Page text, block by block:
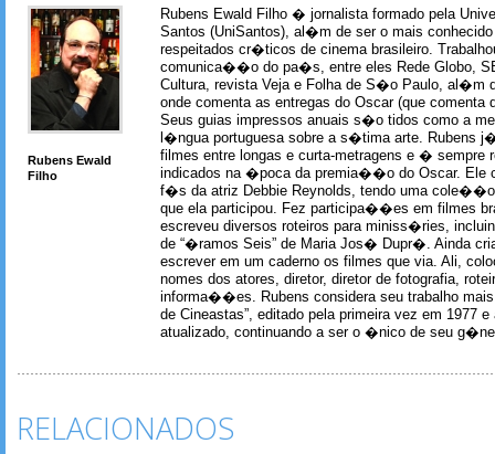
Rubens Ewald
Filho
Rubens Ewald Filho � jornalista formado pela
Santos (UniSantos), al�m de ser o mais
respeitados cr�ticos de cinema brasileiro.
comunica��o do pa�s, entre eles Rede Globo,
Cultura, revista Veja e Folha de S�o Paulo, al�m
onde comenta as entregas do Oscar (que comenta
Seus guias impressos anuais s�o tidos como a
l�ngua portuguesa sobre a s�tima arte. Rubens
filmes entre longas e curta-metragens e � sempre
indicados na �poca da premia��o do Oscar. Ele
f�s da atriz Debbie Reynolds, tendo uma
que ela participou. Fez participa��es em filmes
escreveu diversos roteiros para miniss�ries,
de “�ramos Seis” de Maria Jos� Dupr�. Ainda
escrever em um caderno os filmes que via. Ali,
nomes dos atores, diretor, diretor de fotografia,
informa��es. Rubens considera seu trabalho
de Cineastas”, editado pela primeira vez em 1977 e
atualizado, continuando a ser o �nico de seu
RELACIONADOS